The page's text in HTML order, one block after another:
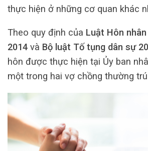
thực hiện ở những cơ quan khác
Theo quy định của Luật Hôn
2014 và Bộ luật Tố tụng dân sự
hôn được thực hiện tại Ủy ban
một trong hai vợ chồng thường